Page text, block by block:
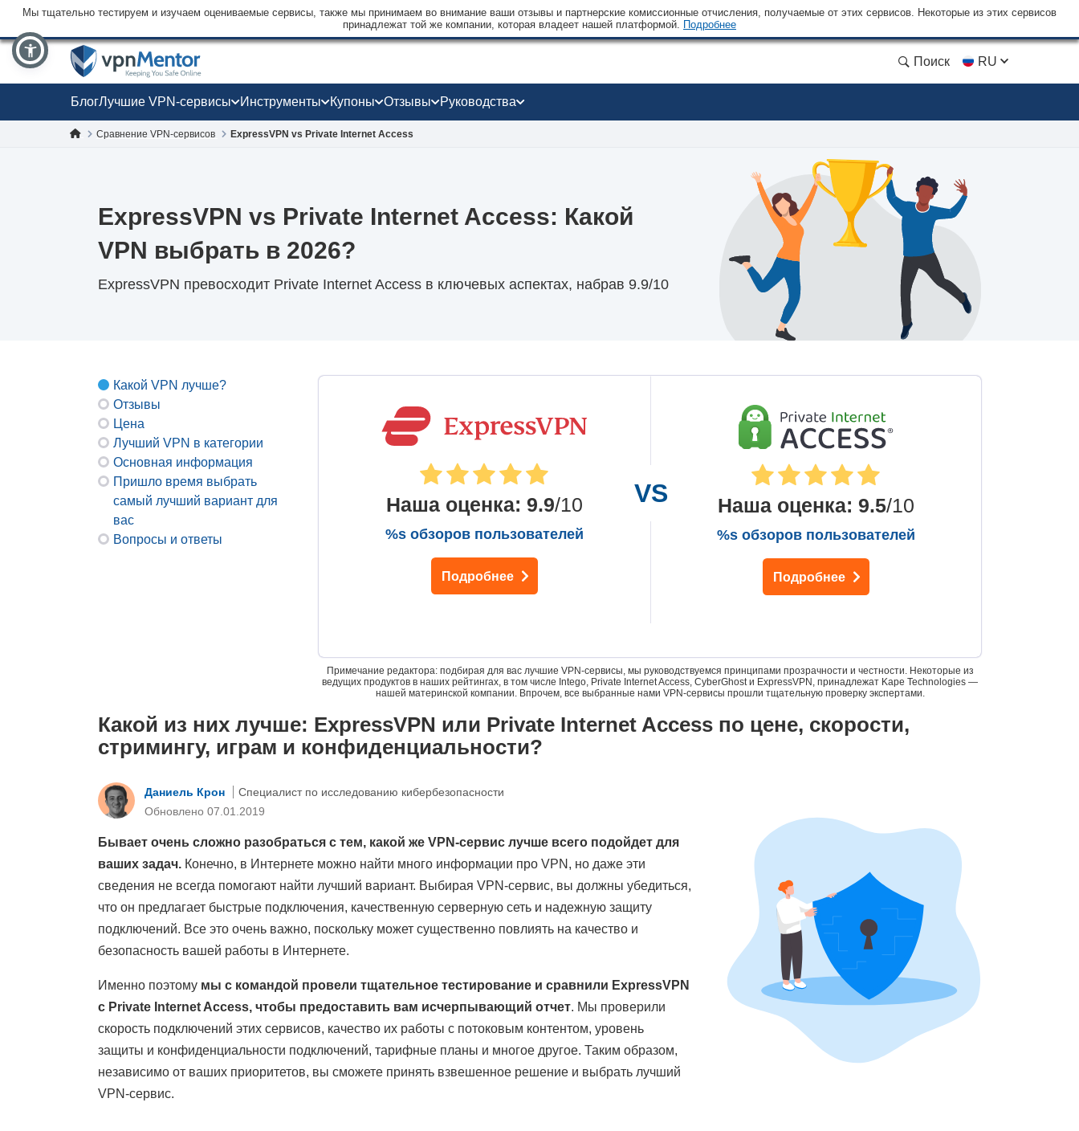
Мы тщательно тестируем и изучаем оцениваемые сервисы, также мы принимаем во внимание ваши отзывы и партнерские комиссионные отчисления, получаемые от этих сервисов. Некоторые из этих сервисов
принадлежат той же компании, которая владеет нашей платформой. Подробнее
Поиск RU
БлогЛучшие VPN-сервисы Инструменты Купоны Отзывы Руководства
Сравнение VPN-сервисов ExpressVPN vs Private Internet Access
ExpressVPN vs Private Internet Access: Какой
VPN выбрать в 2026?
ExpressVPN превосходит Private Internet Access в ключевых аспектах, набрав 9.9/10
Какой VPN лучше?
Отзывы
Цена
Лучший VPN в категории
Основная информация
Пришло время выбрать
самый лучший вариант для
вас
Вопросы и ответы
Наша оценка: 9.9/10
%s обзоров пользователей
Подробнее
Наша оценка: 9.5/10
%s обзоров пользователей
Подробнее
Примечание редактора: подбирая для вас лучшие VPN-сервисы, мы руководствуемся принципами прозрачности и честности. Некоторые из
ведущих продуктов в наших рейтингах, в том числе Intego, Private Internet Access, CyberGhost и ExpressVPN, принадлежат Kape Technologies —
нашей материнской компании. Впрочем, все выбранные нами VPN-сервисы прошли тщательную проверку экспертами.
Какой из них лучше: ExpressVPN или Private Internet Access по цене, скорости,
стримингу, играм и конфиденциальности?
Даниель Крон
Специалист по исследованию кибербезопасности
Обновлено 07.01.2019
Бывает очень сложно разобраться с тем, какой же VPN-сервис лучше всего подойдет для
ваших задач. Конечно, в Интернете можно найти много информации про VPN, но даже эти
сведения не всегда помогают найти лучший вариант. Выбирая VPN-сервис, вы должны убедиться,
что он предлагает быстрые подключения, качественную серверную сеть и надежную защиту
подключений. Все это очень важно, поскольку может существенно повлиять на качество и
безопасность вашей работы в Интернете.
Именно поэтому мы с командой провели тщательное тестирование и сравнили ExpressVPN
с Private Internet Access, чтобы предоставить вам исчерпывающий отчет. Мы проверили
скорость подключений этих сервисов, качество их работы с потоковым контентом, уровень
защиты и конфиденциальности подключений, тарифные планы и многое другое. Таким образом,
независимо от ваших приоритетов, вы сможете принять взвешенное решение и выбрать лучший
VPN-сервис.